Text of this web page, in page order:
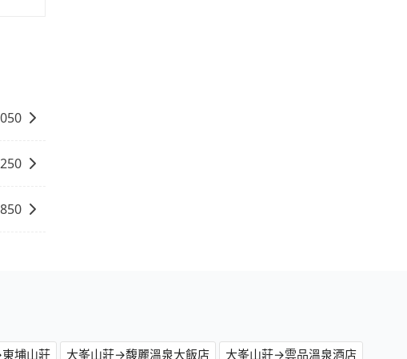
埔山莊 大峯山莊→馥麗溫泉大飯店 大峯山莊→雲品溫泉酒店